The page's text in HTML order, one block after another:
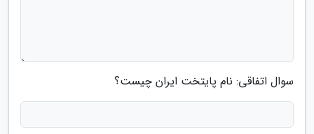
سوال اتفاقی: نام پایتخت ایران چیست؟